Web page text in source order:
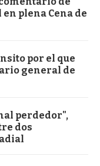
plena Cena de
por el que
general de
perdedor",
dos